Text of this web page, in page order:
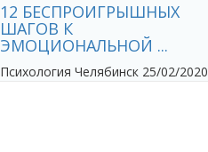
12 БЕСПРОИГРЫШНЫХ
ШАГОВ К
ЭМОЦИОНАЛЬНОЙ ...
Психология Челябинск 25/02/2020